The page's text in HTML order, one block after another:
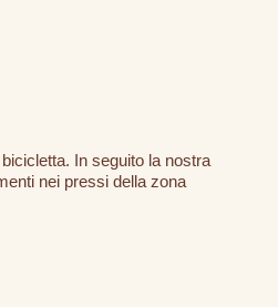
In seguito la nostra
nei pressi della zona